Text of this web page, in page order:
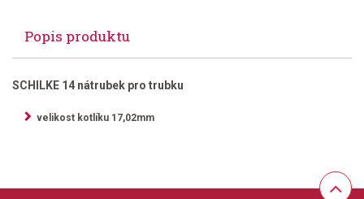
Popis produktu
SCHILKE 14 nátrubek pro trubku
velikost kotlíku 17,02mm